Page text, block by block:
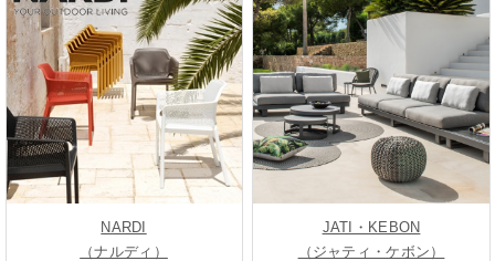
NARDI
（ナルディ）
JATI・KEBON
（ジャティ・ケボン）